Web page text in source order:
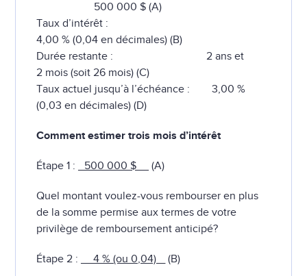
500 000 $ (A)
Taux d’intérêt :
4,00 % (0,04 en décimales) (B)
Durée restante : 2 ans et
2 mois (soit 26 mois) (C)
Taux actuel jusqu’à l’échéance : 3,00 %
(0,03 en décimales) (D)
Comment estimer trois mois d’intérêt
Étape 1 : _500 000 $ __ (A)
Quel montant voulez-vous rembourser en plus
de la somme permise aux termes de votre
privilège de remboursement anticipé?
Étape 2 : __4 % (ou 0,04) _ (B)